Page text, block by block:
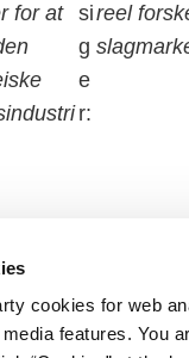
cookies for web
features. You
for at
si
g
e
r:
reel